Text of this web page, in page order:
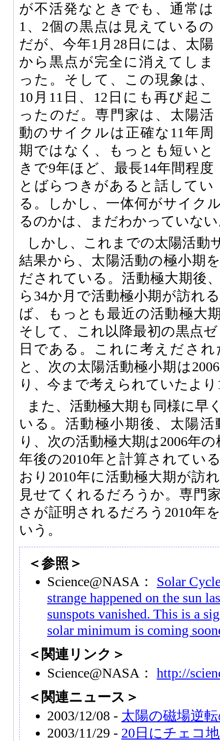
が不活発なときでも、通常は
1、2個の黒点は見えているの
だが、今年1月28日には、太陽
から黒点が完全に消えてしま
った。そして、この現象は、
10月11日、12日にも再び起こ
ったのだ。専門家は、太陽活
動のサイクルは正確な11年周
期ではなく、もっとも短いと
きで9年ほど、最長14年間程度
とばらつきがあると話してい
る。しかし、一体何がサイク
るのかは、まだわかっていな
しかし、これまでの太陽活動
結果から、太陽活動の極小期
だされている。活動極大期後
ら34か月で活動極小期が訪れ
ば、もっとも最近の活動極大
そして、これ以降最初の黒点
日である。これに考えださ
と、次の太陽活動極小期は
り、今まで考えられていたよ
また、活動極大期も同様に早
いる。活動極小期後、太陽
り、次の活動極大期は2006年
年後の2010年と計算されてい
おり2010年に活動極大期が訪
見せてくれるだろうか。専門
さが証明されるだろう2010年
いう。
＜参照＞
Science@NASA： Solar
strange happened on the sun
sunspots vanished. This is a
solar minimum is coming
＜関連リンク＞
Science@NASA： http://
＜関連ニュース＞
2003/12/08 - 太陽の磁場逆
2003/11/29 - 20日にチェコ